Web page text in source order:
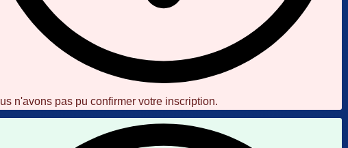
n'avons pas pu confirmer votre inscription.